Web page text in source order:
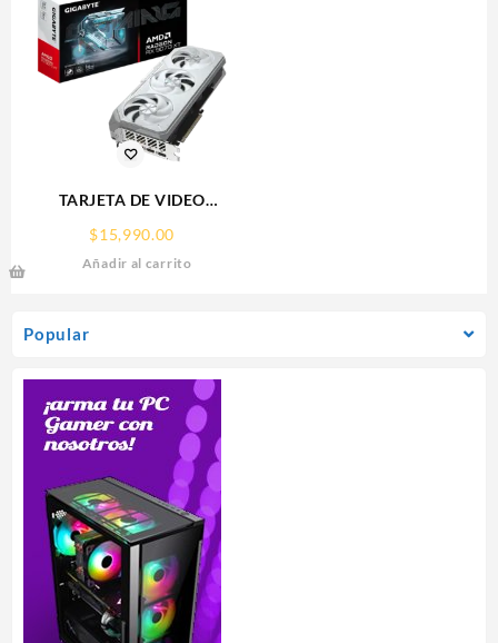
Popular
TARJETA DE VIDEO
GIGABYTE (GV-
R907XGAMINGOCICE-16GD)
RX 9070
$15,990.00
Añadir al carrito